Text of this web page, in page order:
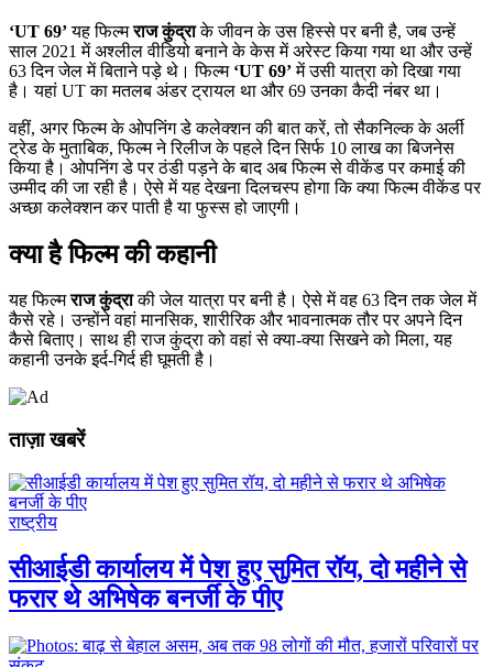
‘UT 69’यह फिल्मराज कुंद्राके जीवन के उस हिस्से पर बनी है, जब उन्हें
साल 2021 में अश्लील वीडियो बनाने के केस में अरेस्ट किया गया था और उन्हें
63 दिन जेल में बिताने पड़े थे। फिल्म ‘UT 69’में उसी यात्रा को दिखा गया
है। यहां UT का मतलब अंडर ट्रायल था और 69 उनका कैदी नंबर था।
वहीं, अगर फिल्म के ओपनिंग डे कलेक्शन की बात करें, तो सैकनिल्क के अर्ली
ट्रेड के मुताबिक, फिल्म ने रिलीज के पहले दिन सिर्फ 10 लाख का बिजनेस
किया है। ओपनिंग डे पर ठंडी पड़ने के बाद अब फिल्म से वीकेंड पर कमाई की
उम्मीद की जा रही है। ऐसे में यह देखना दिलचस्प होगा कि क्या फिल्म वीकेंड पर
अच्छा कलेक्शन कर पाती है या फुस्स हो जाएगी।
क्या है फिल्म की कहानी
यह फिल्मराज कुंद्राकी जेल यात्रा पर बनी है। ऐसे में वह 63 दिन तक जेल में
कैसे रहे। उन्होंने वहां मानसिक, शारीरिक और भावनात्मक तौर पर अपने दिन
कैसे बिताए। साथ ही राज कुंद्रा को वहां से क्या-क्या सिखने को मिला, यह
कहानी उनके इर्द-गिर्द ही घूमती है।
ताज़ा खबरें
राष्ट्रीय
सीआईडी ​​कार्यालय में पेश हुए सुमित रॉय, दो महीने से
फरार थे अभिषेक बनर्जी के पीए